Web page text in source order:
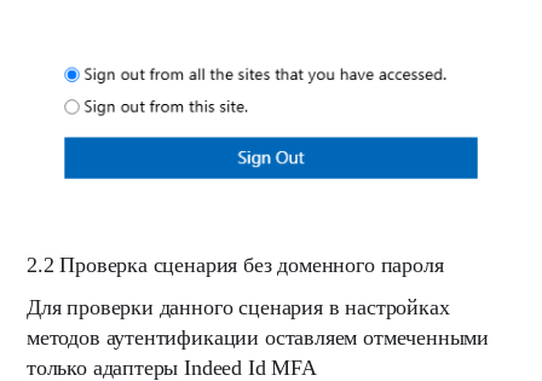
2.2 Проверка сценария без доменного пароля
Для проверки данного сценария в настройках
методов аутентификации оставляем отмеченными
только адаптерыIndeed Id MFA